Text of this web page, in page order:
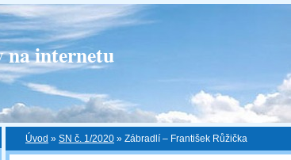
na internetu
Úvod » SN č. 1/2020 » Zábradlí ‒ František Růžička